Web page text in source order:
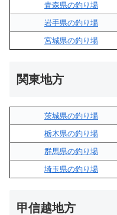
青森県の釣り場
岩手県の釣り場
宮城県の釣り場
関東地方
茨城県の釣り場
栃木県の釣り場
群馬県の釣り場
埼玉県の釣り場
甲信越地方